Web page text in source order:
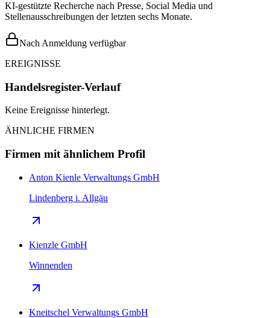
KI-gestützte Recherche nach Presse, Social Media und
Stellenausschreibungen der letzten sechs Monate.
Nach Anmeldung verfügbar
EREIGNISSE
Handelsregister-Verlauf
Keine Ereignisse hinterlegt.
ÄHNLICHE FIRMEN
Firmen mit ähnlichem Profil
Anton Kienle Verwaltungs GmbH
Lindenberg i. Allgäu
Kienzle GmbH
Winnenden
Kneitschel Verwaltungs GmbH